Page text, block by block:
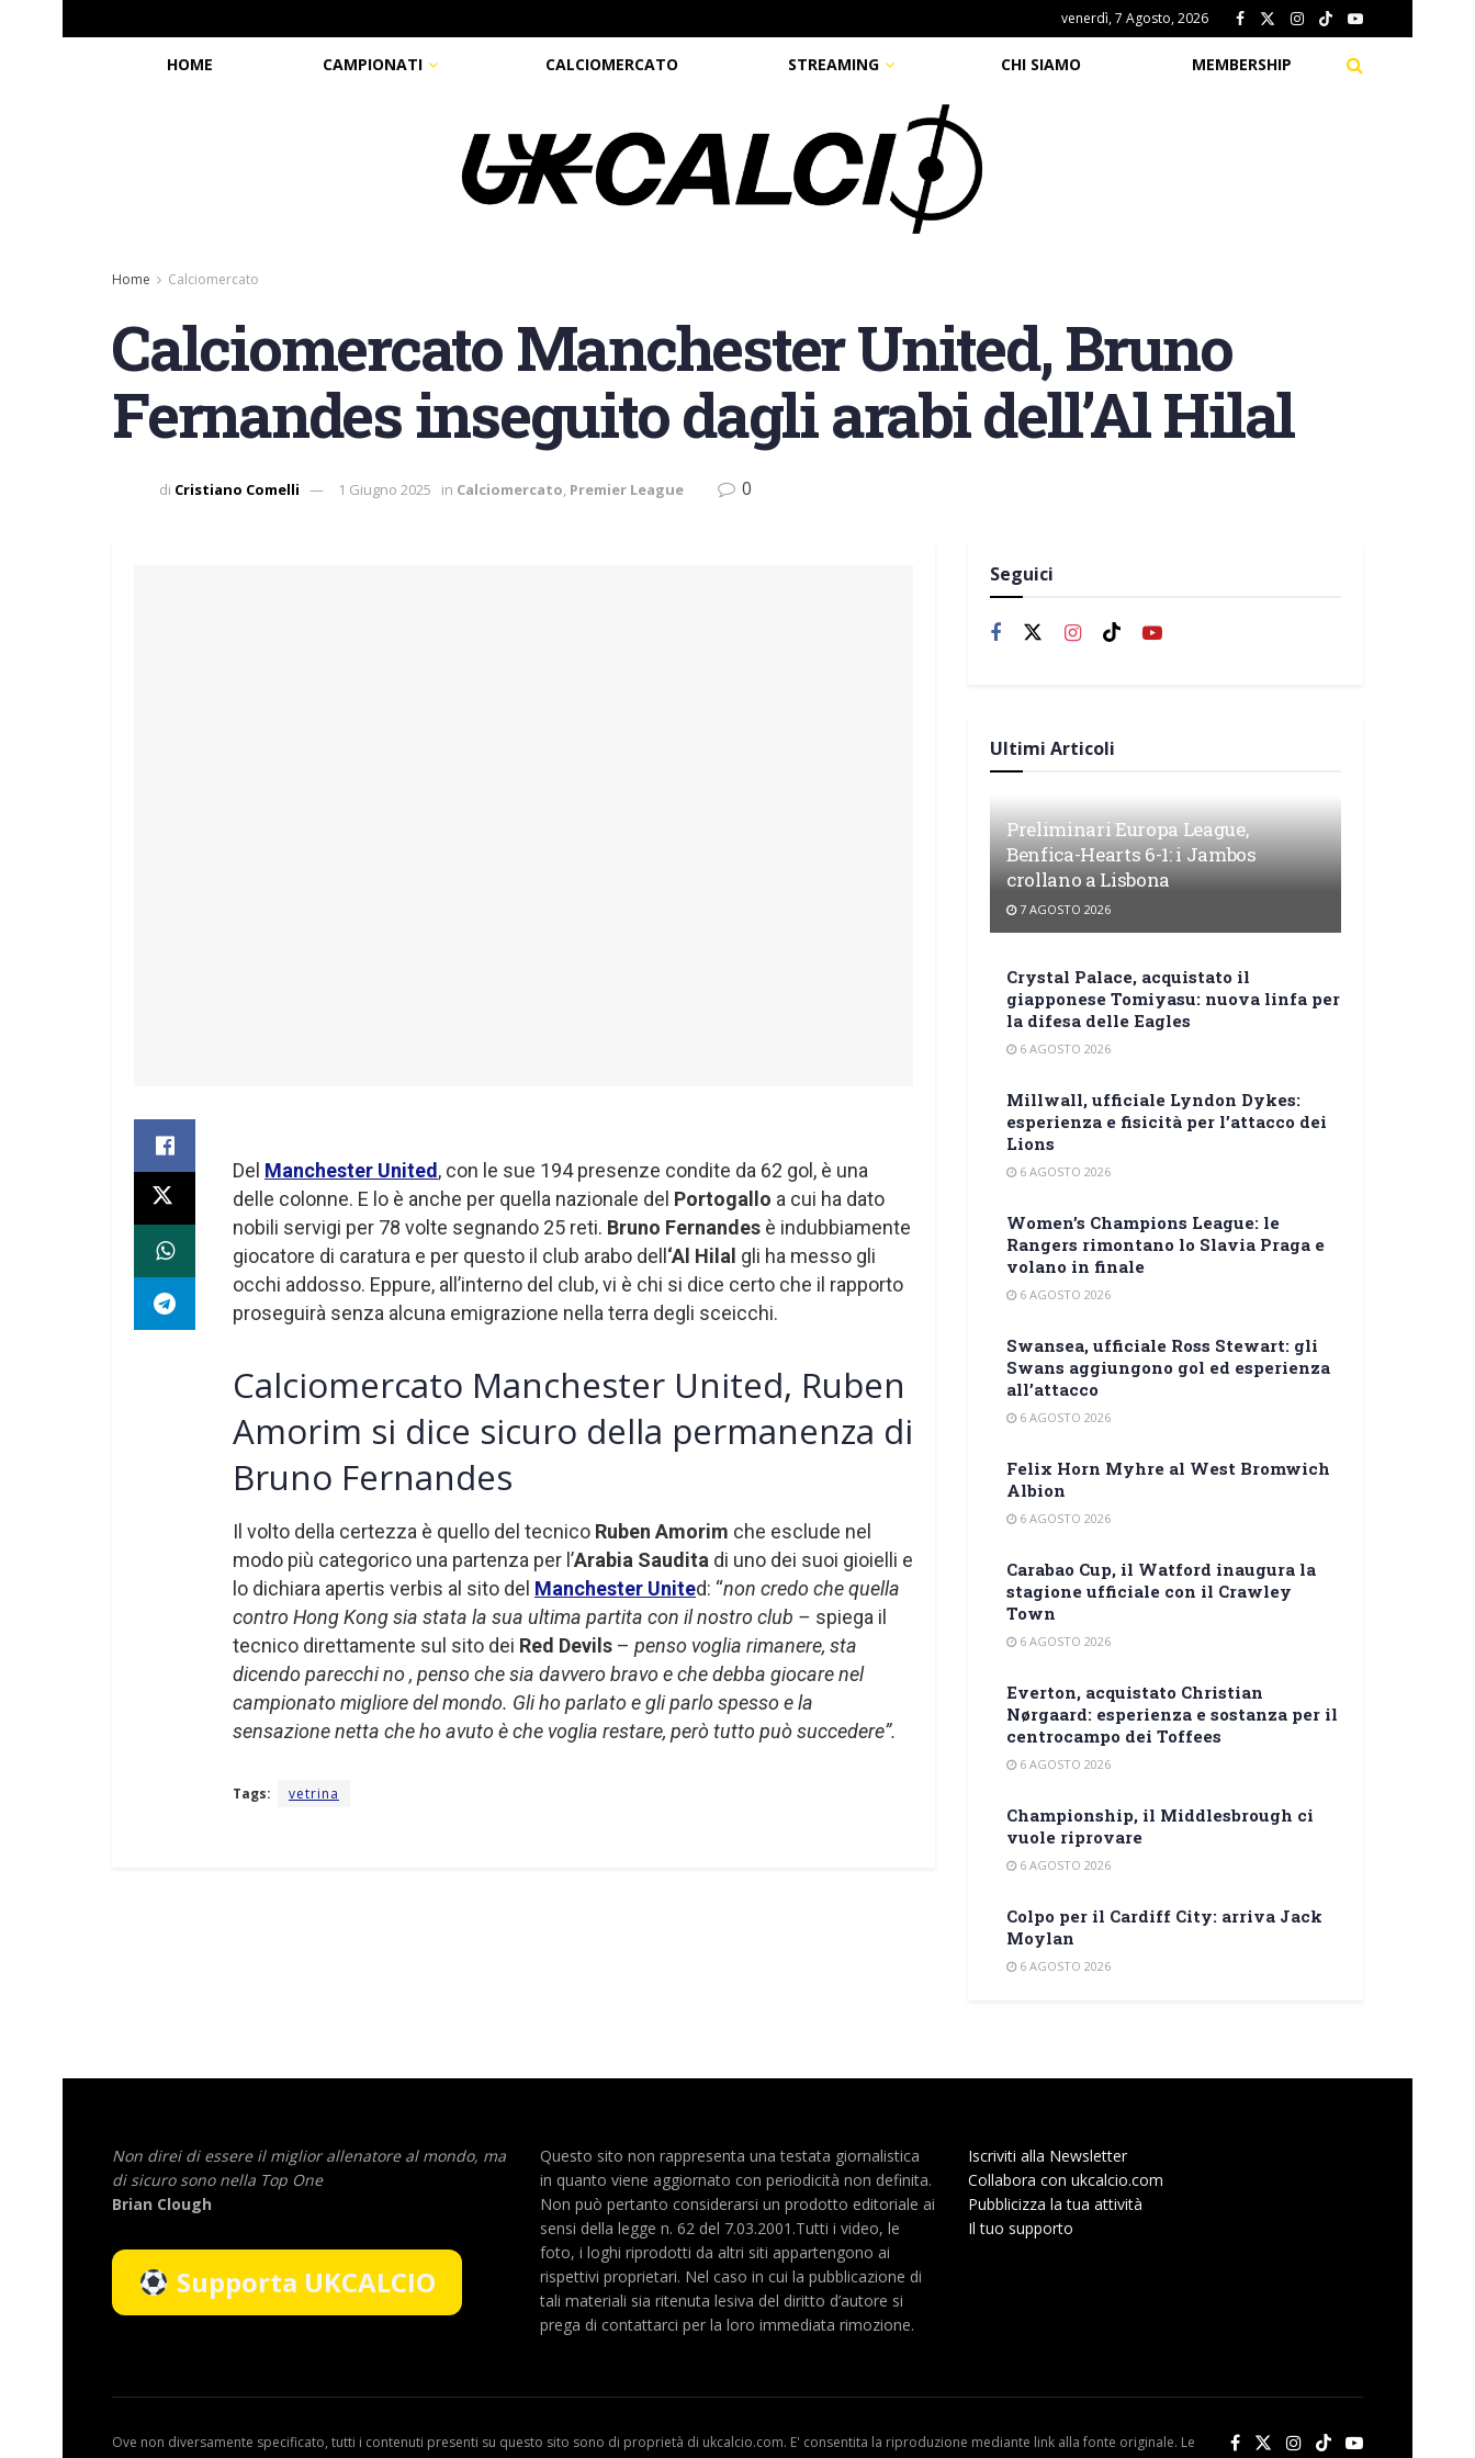
venerdì, 7 Agosto, 2026
HOME CAMPIONATI CALCIOMERCATO STREAMING CHI SIAMO MEMBERSHIP
Home Calciomercato
Calciomercato Manchester United, Bruno
Fernandes inseguito dagli arabi dell’Al Hilal
di Cristiano Comelli 1 Giugno 2025 in Calciomercato, Premier League 0
Del Manchester United, con le sue 194 presenze condite da 62 gol, è una
delle colonne. E lo è anche per quella nazionale del Portogallo a cui ha dato
nobili servigi per 78 volte segnando 25 reti. Bruno Fernandes è indubbiamente
giocatore di caratura e per questo il club arabo dell‘Al Hilal gli ha messo gli
occhi addosso. Eppure, all’interno del club, vi è chi si dice certo che il rapporto
proseguirà senza alcuna emigrazione nella terra degli sceicchi.
Calciomercato Manchester United, Ruben
Amorim si dice sicuro della permanenza di
Bruno Fernandes
Il volto della certezza è quello del tecnico Ruben Amorim che esclude nel
modo più categorico una partenza per l’Arabia Saudita di uno dei suoi gioielli e
lo dichiara apertis verbis al sito del Manchester United: “non credo che quella
contro Hong Kong sia stata la sua ultima partita con il nostro club – spiega il
tecnico direttamente sul sito dei Red Devils – penso voglia rimanere, sta
dicendo parecchi no , penso che sia davvero bravo e che debba giocare nel
campionato migliore del mondo. Gli ho parlato e gli parlo spesso e la
sensazione netta che ho avuto è che voglia restare, però tutto può succedere”.
Tags: vetrina
Seguici
Ultimi Articoli
Preliminari Europa League,
Benfica-Hearts 6-1: i Jambos
crollano a Lisbona
7 AGOSTO 2026
Crystal Palace, acquistato il
giapponese Tomiyasu: nuova linfa per
la difesa delle Eagles
6 AGOSTO 2026
Millwall, ufficiale Lyndon Dykes:
esperienza e fisicità per l’attacco dei
Lions
6 AGOSTO 2026
Women’s Champions League: le
Rangers rimontano lo Slavia Praga e
volano in finale
6 AGOSTO 2026
Swansea, ufficiale Ross Stewart: gli
Swans aggiungono gol ed esperienza
all’attacco
6 AGOSTO 2026
Felix Horn Myhre al West Bromwich
Albion
6 AGOSTO 2026
Carabao Cup, il Watford inaugura la
stagione ufficiale con il Crawley
Town
6 AGOSTO 2026
Everton, acquistato Christian
Nørgaard: esperienza e sostanza per il
centrocampo dei Toffees
6 AGOSTO 2026
Championship, il Middlesbrough ci
vuole riprovare
6 AGOSTO 2026
Colpo per il Cardiff City: arriva Jack
Moylan
6 AGOSTO 2026
Non direi di essere il miglior allenatore al mondo, ma
di sicuro sono nella Top One
Brian Clough
Supporta UKCALCIO
Questo sito non rappresenta una testata giornalistica
in quanto viene aggiornato con periodicità non definita.
Non può pertanto considerarsi un prodotto editoriale ai
sensi della legge n. 62 del 7.03.2001.Tutti i video, le
foto, i loghi riprodotti da altri siti appartengono ai
rispettivi proprietari. Nel caso in cui la pubblicazione di
tali materiali sia ritenuta lesiva del diritto d’autore si
prega di contattarci per la loro immediata rimozione.
Iscriviti alla Newsletter
Collabora con ukcalcio.com
Pubblicizza la tua attività
Il tuo supporto
Ove non diversamente specificato, tutti i contenuti presenti su questo sito sono di proprietà di ukcalcio.com. E' consentita la riproduzione mediante link alla fonte originale. Le